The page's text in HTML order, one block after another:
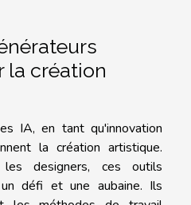
la création
IA, en tant qu'innovation
la création artistique.
designers, ces outils
défi et une aubaine. Ils